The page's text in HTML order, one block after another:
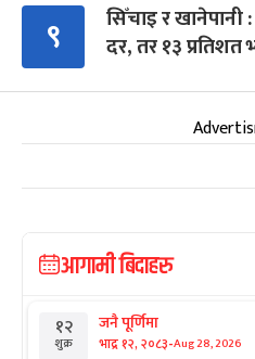
९
सिँचाइ र
दर, तर १३ प्रतिशत
आगामी बिदाहरु
१२
शुक्र
जनै पूर्णिमा
भाद्र १२, २०८३-Aug 28, 2026